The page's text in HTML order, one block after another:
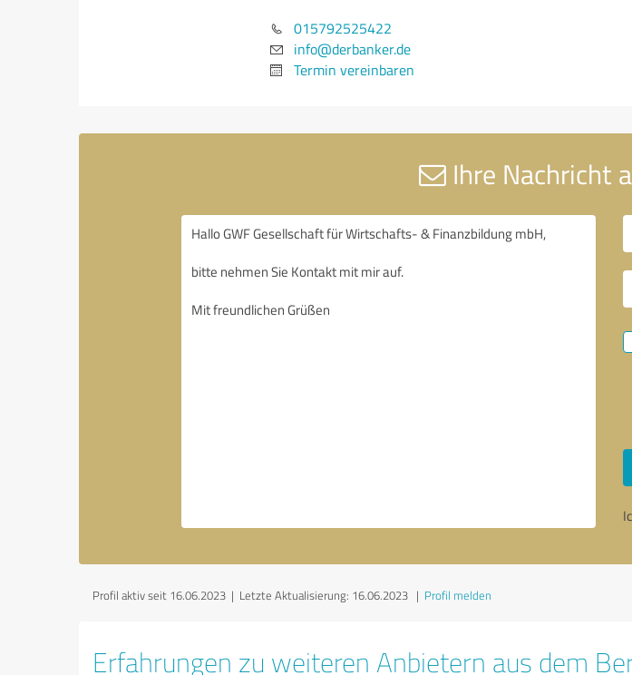
015792525422
info@derbanker.de
Termin vereinbaren
Ihre Nachricht
Profil aktiv seit 16.06.2023 | Letzte Aktualisierung: 16.06.2023 | Profil melden
Erfahrungen zu weiteren Anbietern aus dem